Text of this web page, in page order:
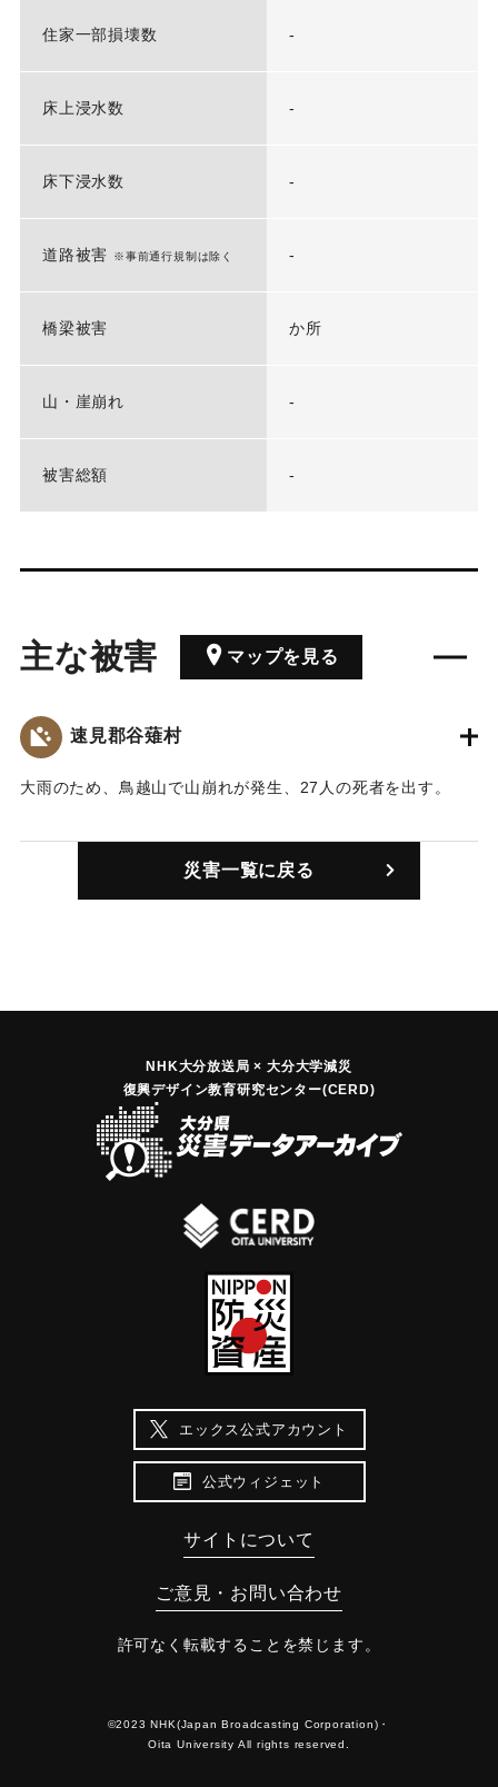
住家一部損壊数 -
床上浸水数 -
床下浸水数 -
道路被害 ※事前通行規制は除く -
橋梁被害 か所
山・崖崩れ -
被害総額 -
主な被害 マップを見る
速見郡谷薙村
大雨のため、鳥越山で山崩れが発生、27人の死者を出す。
｜固有コード:00058002
災害一覧に戻る
NHK大分放送局 × 大分大学減災
復興デザイン教育研究センター(CERD)
エックス公式アカウント
公式ウィジェット
サイトについて
ご意見・お問い合わせ
許可なく転載することを禁じます。
©2023 NHK(Japan Broadcasting Corporation)・
Oita University All rights reserved.